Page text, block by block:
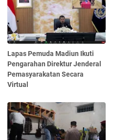
Lapas Pemuda Madiun Ikuti
Pengarahan Direktur Jenderal
Pemasyarakatan Secara
Virtual